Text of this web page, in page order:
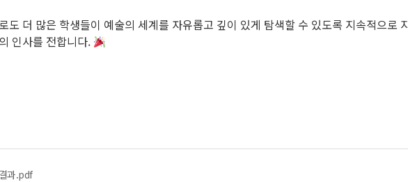
도 더 많은 학생들이 예술의 세계를 자유롭고 깊이 있게 탐색할 수 있도록 지속적으로
인사를 전합니다.
과.pdf